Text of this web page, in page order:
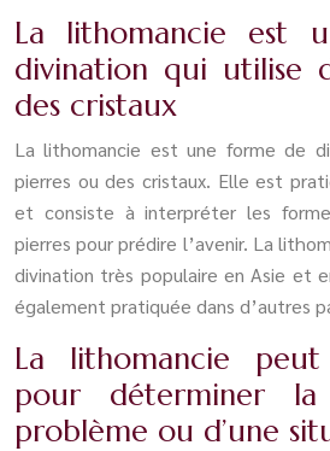
La lithomancie est
divination qui utilise
des cristaux
La lithomancie est une forme de
pierres ou des cristaux. Elle est
et consiste à interpréter les
pierres pour prédire l’avenir. La
divination très populaire en Asie et
également pratiquée dans d’autres
La lithomancie
pour déterminer la
problème ou d’une